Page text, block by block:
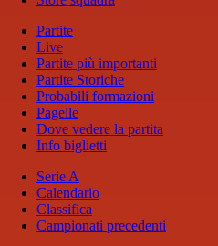
Partite
Live
Partite più importanti
Partite Storiche
Probabili formazioni
Pagelle
Dove vedere la partita
Info biglietti
Serie A
Calendario
Classifica
Campionati precedenti